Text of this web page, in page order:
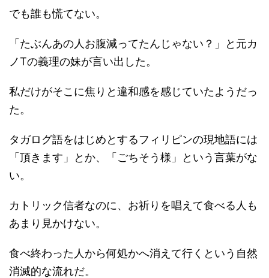
でも誰も慌てない。
「たぶんあの人お腹減ってたんじゃない？」と元カ
ノTの義理の妹が言い出した。
私だけがそこに焦りと違和感を感じていたようだっ
た。
タガログ語をはじめとするフィリピンの現地語には
「頂きます」とか、「ごちそう様」という言葉がな
い。
カトリック信者なのに、お祈りを唱えて食べる人も
あまり見かけない。
食べ終わった人から何処かへ消えて行くという自然
消滅的な流れだ。